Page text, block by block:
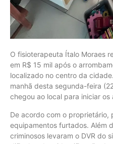
O fisioterapeuta Ítalo Moraes
em R$ 15 mil após o
localizado no centro da
manhã desta segunda-feira
chegou ao local para iniciar os
De acordo com o proprietário,
equipamentos furtados. Além
criminosos levaram o DVR do